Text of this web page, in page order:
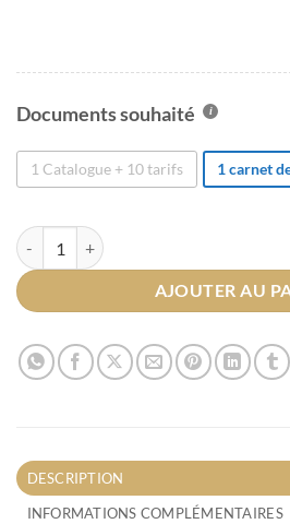
Documents souhaité
1 Catalogue + 10 tarifs 1 carnet
quantité de Envoi postal de documents
AJOUTER AU
DESCRIPTION
INFORMATIONS COMPLÉMENTAIRES